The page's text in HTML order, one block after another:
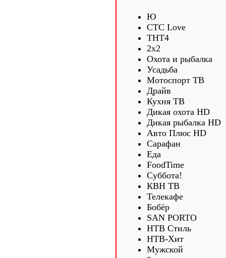
Ю
СТС Love
ТНТ4
2х2
Охота и рыбалка
Усадьба
Мотоспорт ТВ
Драйв
Кухня ТВ
Дикая охота HD
Дикая рыбалка HD
Авто Плюс HD
Сарафан
Еда
FoodTime
Суббота!
КВН ТВ
Телекафе
Бобёр
SAN PORTO
НТВ Стиль
НТВ-Хит
Мужской